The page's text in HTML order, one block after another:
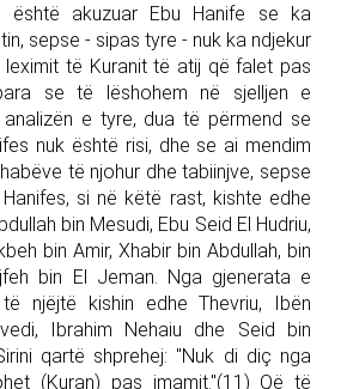
është akuzuar Ebu Hanife se ka
sepse - sipas tyre - nuk ka ndjekur
leximit të Kuranit të atij që falet pas
se të lëshohem në sjelljen e
e tyre, dua të përmend se
nuk është risi, dhe se ai mendim
të njohur dhe tabiinjve, sepse
si në këtë rast, kishte edhe
bin Mesudi, Ebu Seid El Hudriu,
bin Amir, Xhabir bin Abdullah, bin
bin El Jeman. Nga gjenerata e
njëjtë kishin edhe Thevriu, Ibën
Ibrahim Nehaiu dhe Seid bin
qartë shprehej: "Nuk di diç nga
(Kuran) pas imamit."(11) Që të